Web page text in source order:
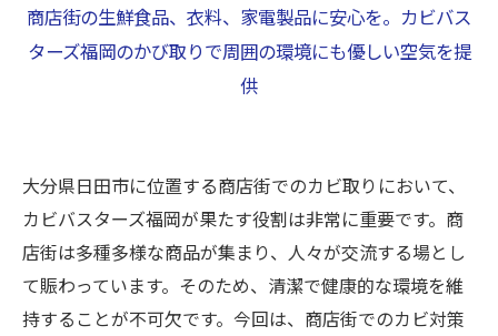
商店街の生鮮食品、衣料、家電製品に安心を。カビバス
ターズ福岡のかび取りで周囲の環境にも優しい空気を提
供
大分県日田市に位置する商店街でのカビ取りにおいて、
カビバスターズ福岡が果たす役割は非常に重要です。商
店街は多種多様な商品が集まり、人々が交流する場とし
て賑わっています。そのため、清潔で健康的な環境を維
持することが不可欠です。今回は、商店街でのカビ対策